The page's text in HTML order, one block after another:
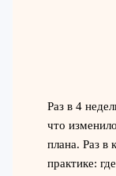
Раз в 4
что
плана. Раз в
практике: